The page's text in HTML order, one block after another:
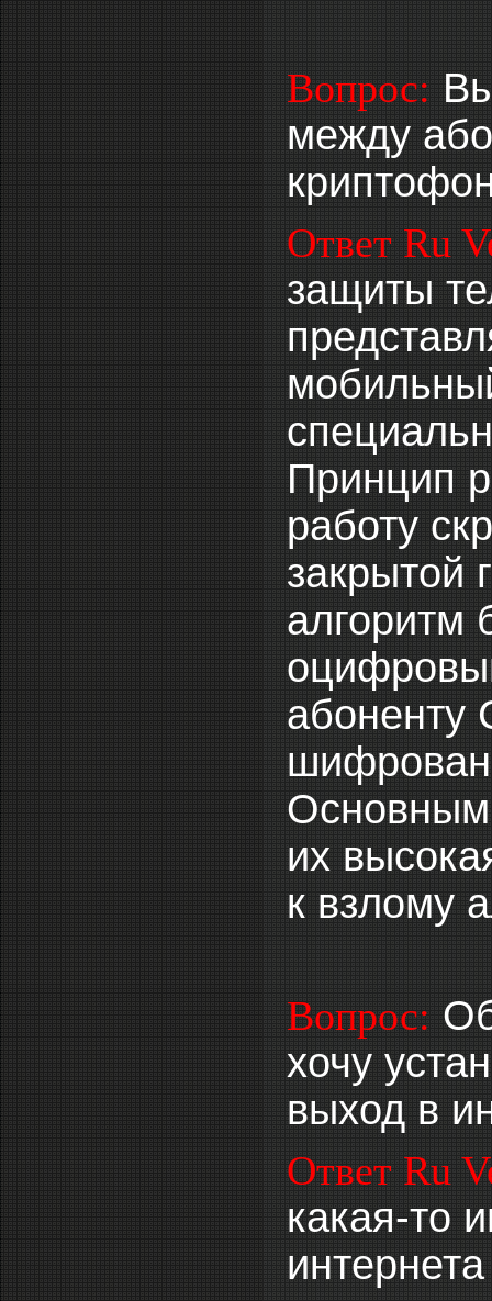
Вопрос:
между
Ответ Ru
защиты
Принцип
работу
закрытой
алгоритм
абоненту
Основным
их
к взлому
Вопрос:
хочу
выход в
Ответ Ru
какая-то